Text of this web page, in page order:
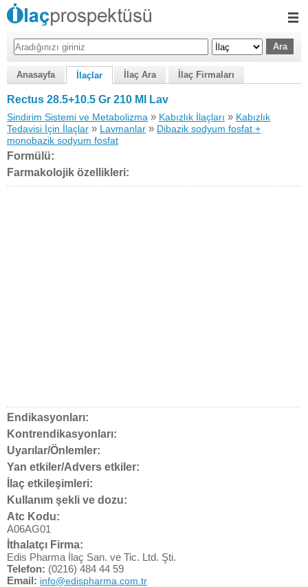
Anasayfa İlaçlar İlaç Ara İlaç Firmaları
Rectus 28.5+10.5 Gr 210 Ml Lav
Sindirim Sistemi ve Metabolizma » Kabızlık İlaçları » Kabızlık
Tedavisi İçin İlaçlar » Lavmanlar » Dibazik sodyum fosfat +
monobazik sodyum fosfat
Formülü:
Farmakolojik özellikleri:
Endikasyonları:
Kontrendikasyonları:
Uyarılar/Önlemler:
Yan etkiler/Advers etkiler:
İlaç etkileşimleri:
Kullanım şekli ve dozu:
Atc Kodu:
A06AG01
İthalatçı Firma:
Edis Pharma İlaç San. ve Tic. Ltd. Şti.
Telefon: (0216) 484 44 59
Email: info@edispharma.com.tr